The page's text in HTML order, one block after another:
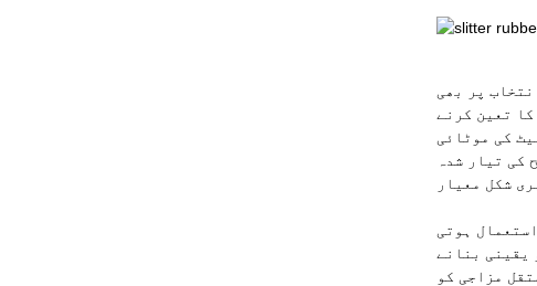
انتخاب پر بھی
تعین کرنے
کی موٹائی
کی تیار شدہ
شکل معیار
ہوتی
یقینی بنانے
مزاجی کو